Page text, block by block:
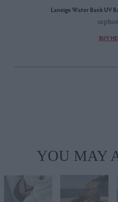
Laneige Water Bank UV
BUY
YOU MAY